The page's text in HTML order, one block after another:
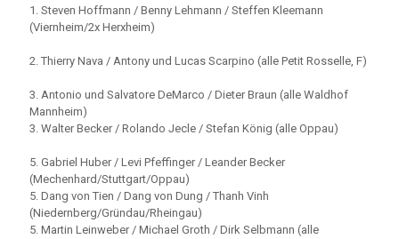
1. Steven Hoffmann / Benny Lehmann / Steffen Kleemann
(Viernheim/2x Herxheim)
2. Thierry Nava / Antony und Lucas Scarpino (alle Petit Rosselle, F)
3. Antonio und Salvatore DeMarco / Dieter Braun (alle Waldhof
Mannheim)
3. Walter Becker / Rolando Jecle / Stefan König (alle Oppau)
5. Gabriel Huber / Levi Pfeffinger / Leander Becker
(Mechenhard/Stuttgart/Oppau)
5. Dang von Tien / Dang von Dung / Thanh Vinh
(Niedernberg/Gründau/Rheingau)
5. Martin Leinweber / Michael Groth / Dirk Selbmann (alle